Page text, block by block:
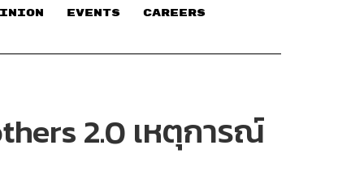
EVENTS CAREERS
2.0 เหตุการณ์